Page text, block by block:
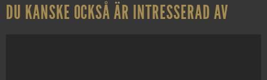
DU KANSKE OCKSÅ ÄR INTRESSERAD AV